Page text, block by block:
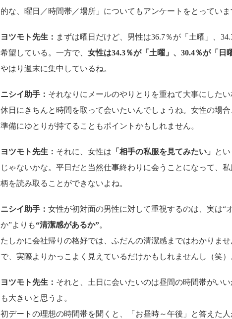
的な、曜日／時間帯／場所」についてもアンケートをとっていま
ヨツモト先生： まずは曜日だけど、男性は36.7％が「土曜」、
希望している。一方で、 女性は34.3％が「土曜」、30.4％が「日
やはり週末に集中しているね。
ニシイ助手： それなりにメールのやりとりを重ねて大事にしたい
休日にきちんと時間を取って会いたいんでしょうね。女性の場
準備にゆとりが持てることもポイントかもしれません。
ヨツモト先生： それに、女性は 「相手の私服を見てみたい」
と
じゃないかな。平日だと当然仕事終わりに会うことになって、
柄を読み取ることができないよね。
ニシイ助手： 女性が初対面の男性に対して重視するのは、実は“
か”よりも“清潔感があるか”。
たしかに会社帰りの格好では、ふだんの清潔感まではわかりま
で、実際よりかっこよく見えているだけかもしれませんし（笑）
ヨツモト先生： それと、土日に会いたいのは昼間の時間帯がい
も大きいと思うよ。
初デートの理想の時間帯を聞くと、「お昼時～午後」と答えた人